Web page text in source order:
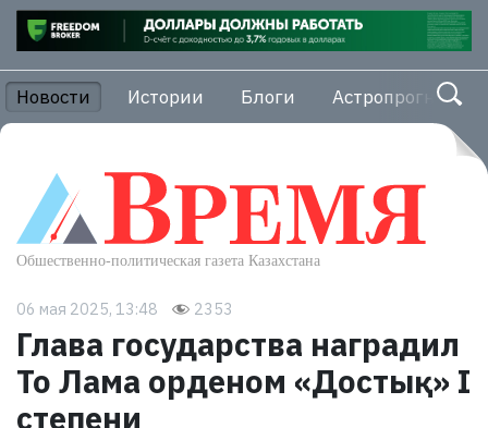
Новости Истории Блоги Астропрогноз
06 мая 2025, 13:48 2353
Глава государства наградил
То Лама орденом «Достық» I
степени